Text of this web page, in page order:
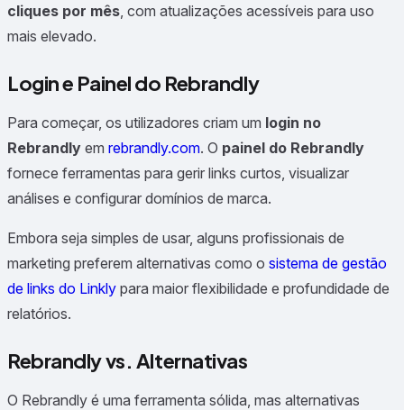
cliques por mês , com atualizações acessíveis para uso
mais elevado.
Login e Painel do Rebrandly
Para começar, os utilizadores criam um login no
Rebrandly em rebrandly.com. O painel do Rebrandly
fornece ferramentas para gerir links curtos, visualizar
análises e configurar domínios de marca.
Embora seja simples de usar, alguns profissionais de
marketing preferem alternativas como o sistema de gestão
de links do Linkly para maior flexibilidade e profundidade de
relatórios.
Rebrandly vs. Alternativas
O Rebrandly é uma ferramenta sólida, mas alternativas